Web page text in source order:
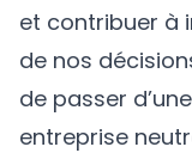
et contribuer à
de nos
de passer
entreprise